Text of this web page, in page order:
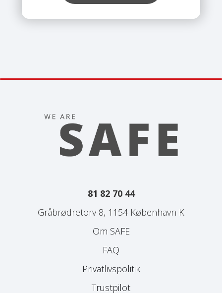
før du indtaster dine
kortoplysninger.
81 82 70 44
Gråbrødretorv 8, 1154 København K
Om SAFE
FAQ
Privatlivspolitik
Trustpilot